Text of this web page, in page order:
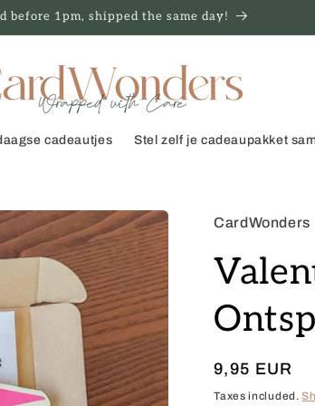
before 1pm, shipped the same day!
cadeautjes Stel zelf je cadeaupakket
CardWonders
Regular
price
9,95 EUR
Taxes included.